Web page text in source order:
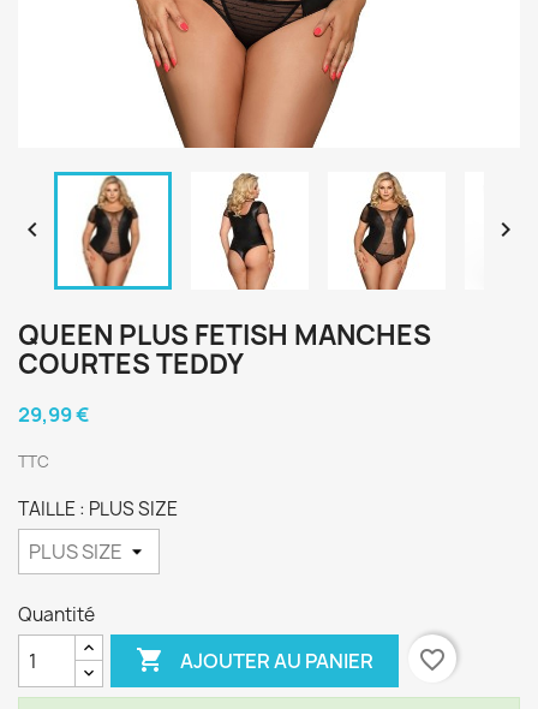
 
QUEEN PLUS FETISH MANCHES
COURTES TEDDY
29,99 €
TTC
TAILLE : PLUS SIZE
Quantité
 AJOUTER AU PANIER favorite_border